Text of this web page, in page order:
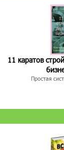
11 каратов
Простая